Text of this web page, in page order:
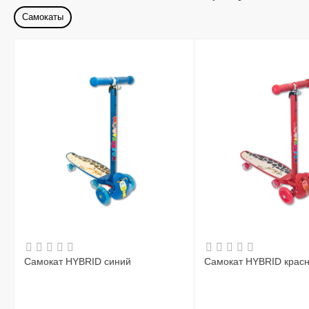
Самокаты
Самокат HYBRID синий Самокат HYBRID